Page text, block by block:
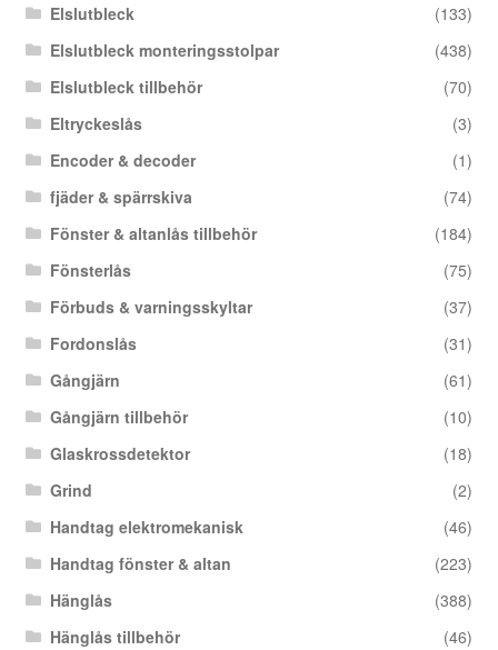
Elslutbleck
(133)
Elslutbleck monteringsstolpar
(438)
Elslutbleck tillbehör
(70)
Eltryckeslås
(3)
Encoder & decoder
(1)
fjäder & spärrskiva
(74)
Fönster & altanlås tillbehör
(184)
Fönsterlås
(75)
Förbuds & varningsskyltar
(37)
Fordonslås
(31)
Gångjärn
(61)
Gångjärn tillbehör
(10)
Glaskrossdetektor
(18)
Grind
(2)
Handtag elektromekanisk
(46)
Handtag fönster & altan
(223)
Hänglås
(388)
Hänglås tillbehör
(46)